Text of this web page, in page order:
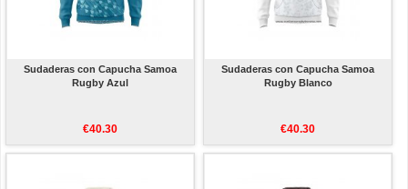
Sudaderas con Capucha Samoa
Rugby Azul
€40.30
Sudaderas con Capucha Samoa
Rugby Blanco
€40.30